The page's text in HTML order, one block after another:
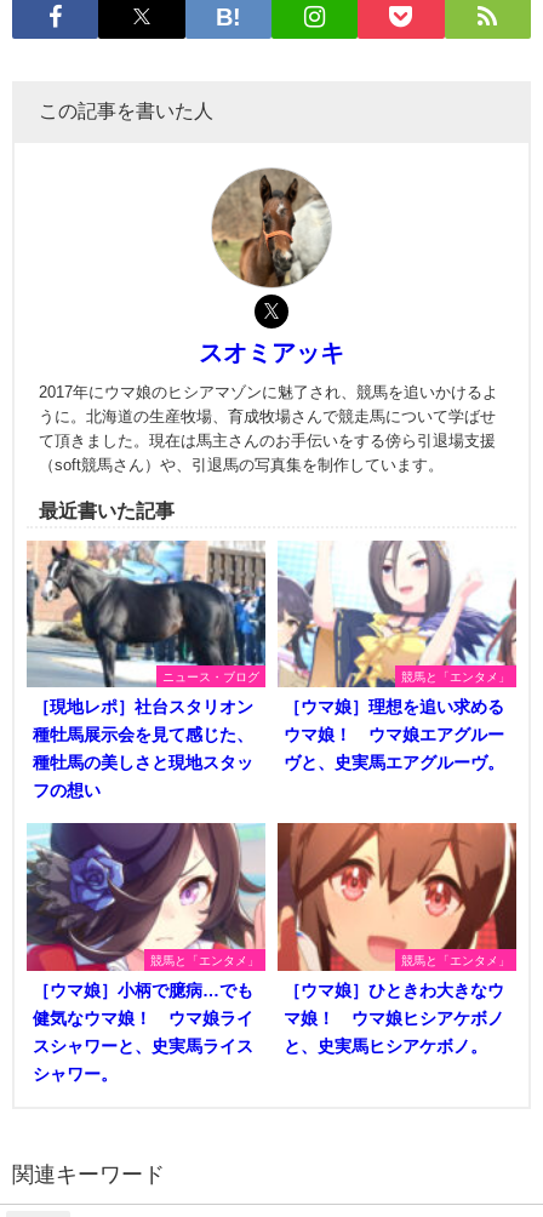
この記事を書いた人
スオミアッキ
2017年にウマ娘のヒシアマゾンに魅了され、競馬を追いかけるよ
うに。北海道の生産牧場、育成牧場さんで競走馬について学ばせ
て頂きました。現在は馬主さんのお手伝いをする傍ら引退場支援
（soft競馬さん）や、引退馬の写真集を制作しています。
最近書いた記事
ニュース・ブログ
［現地レポ］社台スタリオン
種牡馬展示会を見て感じた、
種牡馬の美しさと現地スタッ
フの想い
競馬と「エンタメ」
［ウマ娘］理想を追い求める
ウマ娘！ ウマ娘エアグルー
ヴと、史実馬エアグルーヴ。
競馬と「エンタメ」
［ウマ娘］小柄で臆病…でも
健気なウマ娘！ ウマ娘ライ
スシャワーと、史実馬ライス
シャワー。
競馬と「エンタメ」
［ウマ娘］ひときわ大きなウ
マ娘！ ウマ娘ヒシアケボノ
と、史実馬ヒシアケボノ。
関連キーワード